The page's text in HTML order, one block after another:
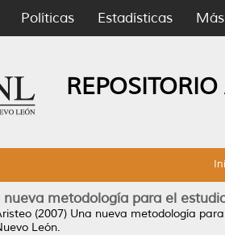
Políticas Estadísticas
nueva metodología para el
(2007) Una nueva metodología
León.